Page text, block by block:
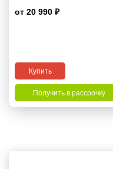
от 20 990 ₽
Купить
Получить в рассрочку